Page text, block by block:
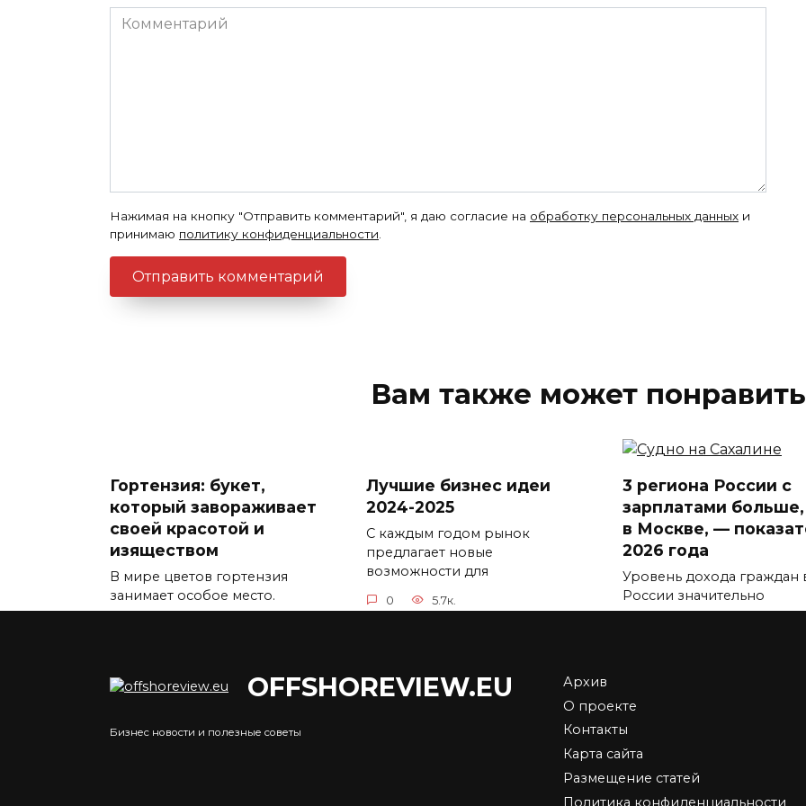
Комментарий
Нажимая на кнопку "Отправить комментарий", я даю согласие на обработку персональных данных и
принимаю политику конфиденциальности
Вам также может
Гортензия: букет,
который завораживает
своей красотой и
изяществом
В мире цветов гортензия
занимает особое место.
Лучшие бизнес идеи
2024-2025
С каждым годом рынок
предлагает новые
возможности для
0 5.7к.
3 региона России с
зарплатами
в Москве, —
2026 года
Уровень дохода граждан
России значительно
отличается
Преимущества
Средняя зарплата в
Москве и регионах в
OFFSHOREVIEW.EU
Бизнес новости и полезные советы
Архив
О проекте
Контакты
Карта сайта
Размещение статей
Политика конфиденциальности